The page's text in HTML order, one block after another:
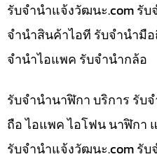
รับจํานําแจ้งวัฒนะ.com รับ
จำนำสินค้าไอที รับจำนำมื
จำนำไอแพค รับจำนำกล้อ
รับจำนำนาฬิกา บริการ รับ
ถือ ไอแพค ไอโฟน นาฬิกา
รับจํานําแจ้งวัฒนะ.com รั